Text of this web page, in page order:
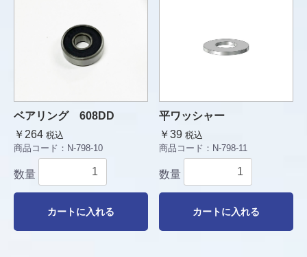
ベアリング 608DD
￥264 税込
商品コード： N-798-10
数量
カートに入れる
平ワッシャー
￥39 税込
商品コード： N-798-11
数量
カートに入れる